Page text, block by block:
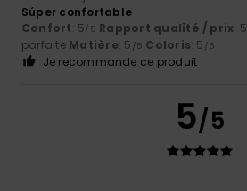
Súper confortable
Confort: 5/5 Rapport qualité / prix: 5
parfaite Matière: 5 /5 Coloris: 5 /5
Je recommande ce produit
5/5